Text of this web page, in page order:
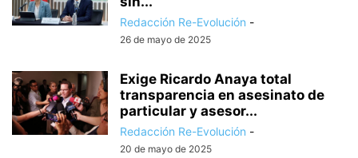
Redacción Re-Evolución -
26 de mayo de 2025
Exige Ricardo Anaya total
transparencia en asesinato de
particular y asesor...
Redacción Re-Evolución -
20 de mayo de 2025